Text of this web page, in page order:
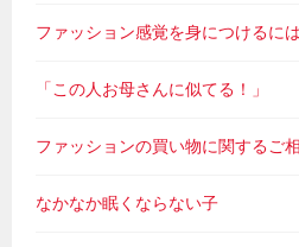
ファッション感覚を身につけるには
「この人お母さんに似てる！」
ファッションの買い物に関するご
なかなか眠くならない子